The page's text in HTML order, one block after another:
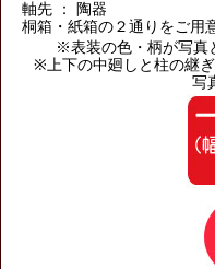
軸先 ： 陶器
桐箱・紙箱の２通りをご用
※表装の色・柄が写真
※上下の中廻しと柱の継
写